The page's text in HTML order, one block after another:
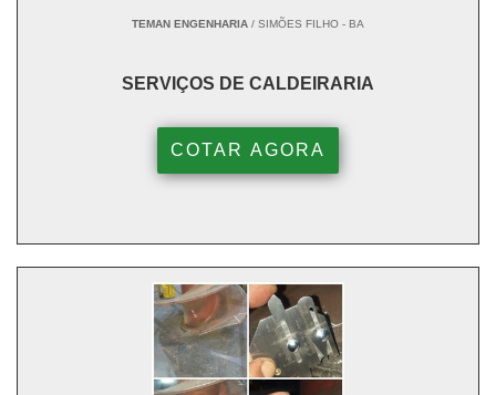
TEMAN ENGENHARIA / SIMÕES FILHO - BA
SERVIÇOS DE CALDEIRARIA
COTAR AGORA